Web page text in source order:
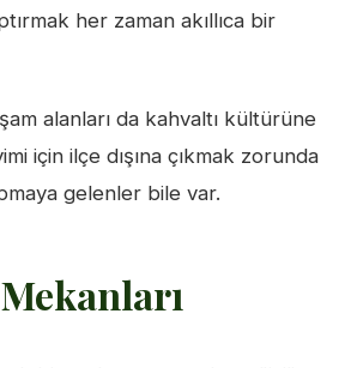
her zaman akıllıca bir
alanları da kahvaltı kültürüne
için ilçe dışına çıkmak zorunda
gelenler bile var.